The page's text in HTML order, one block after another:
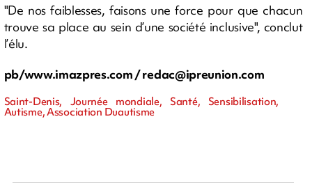
"De nos faiblesses, faisons une force pour que chacun
trouve sa place au sein d’une société inclusive", conclut
l’élu.
pb/www.imazpres.com /redac@ipreunion.com
Saint-Denis, Journée mondiale, Santé, Sensibilisation,
Autisme, Association Duautisme